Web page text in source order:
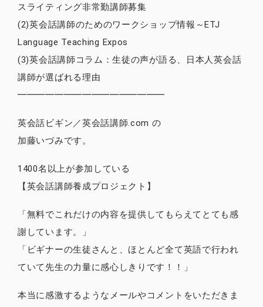
スライティング非常勤講師募集
(2)英会話講師のためのワークショップ情報～ETJ
Language Teaching Expos
(3)英会話講師コラム：生徒の声が語る、日本人英会話
講師が選ばれる理由
━━━━━━━━━━━━━━━━
英会話ビギン／英会話講師.com の
加藤いづみです。
1400名以上が参加している
【英会話講師養成プロジェクト】
「無料でこれだけの内容を提供してもらえてとても感
謝しています。」
「ビギナーの生徒さんと、ほとんど全て英語で行われ
ていて先生の力量に感心しきりです！！」
本当に感激するようなメールやコメントをいただきま